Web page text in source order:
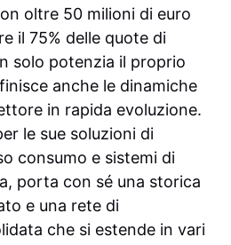
oltre 50 milioni di euro
il 75% delle quote di
solo potenzia il proprio
anche le dinamiche
in rapida evoluzione.
le sue soluzioni di
consumo e sistemi di
porta con sé una storica
e una rete di
che si estende in vari